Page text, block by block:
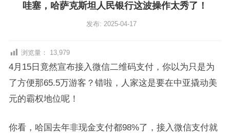
哇塞，哈萨克斯坦人民银行这波操作太秀了！
发布: 2025-04-17
浏览量： 13,979
4月15日竟然宣布接入微信二维码支付，你以为只是为
了方便那65.5万游客？错啦，人家这是要在中亚撬动美
元的霸权地位呢！
你看，哈国去年非现金支付都98%了，接入微信支付就